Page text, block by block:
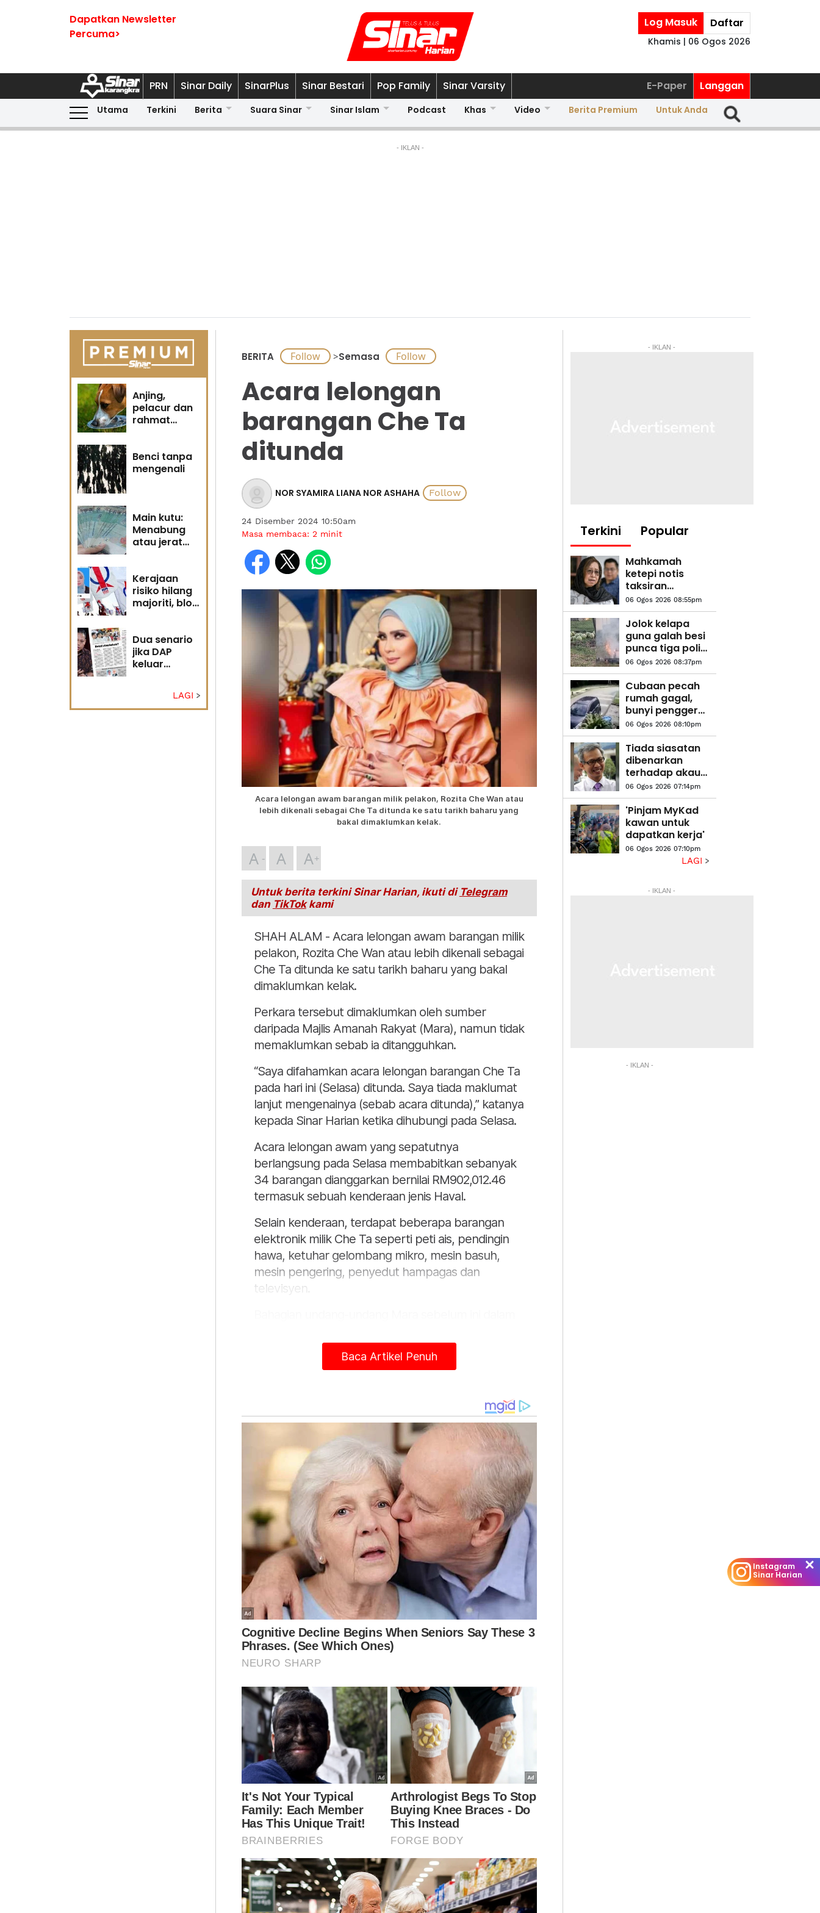
Dapatkan Newsletter
Percuma>
Log Masuk Daftar
Khamis | 06 Ogos 2026
PRN Sinar Daily SinarPlus Sinar Bestari Pop Family Sinar Varsity E-Paper Langgan
Utama Terkini Berita Suara Sinar Sinar Islam Podcast Khas Video Berita Premium Untuk Anda
- IKLAN -
Anjing,
pelacur dan
rahmat
Benci tanpa
mengenali
Main kutu:
Menabung
atau jerat
Kerajaan
risiko hilang
majoriti, blok
semula
Dua senario
jika DAP
keluar
LAGI
BERITA >Semasa
Acara lelongan
barangan Che Ta
ditunda
NOR SYAMIRA LIANA NOR ASHAHA
24 Disember 2024 10:50am
Masa membaca: 2 minit
Acara lelongan awam barangan milik pelakon, Rozita Che Wan atau
lebih dikenali sebagai Che Ta ditunda ke satu tarikh baharu yang
bakal dimaklumkan kelak.
A A A
Untuk berita terkini Sinar Harian, ikuti di Telegram
dan TikTokkami
SHAH ALAM - Acara lelongan awam barangan milik
pelakon, Rozita Che Wan atau lebih dikenali sebagai
Che Ta ditunda ke satu tarikh baharu yang bakal
dimaklumkan kelak.
Perkara tersebut dimaklumkan oleh sumber
daripada Majlis Amanah Rakyat (Mara), namun tidak
memaklumkan sebab ia ditangguhkan.
“Saya difahamkan acara lelongan barangan Che Ta
pada hari ini (Selasa) ditunda. Saya tiada maklumat
lanjut mengenainya (sebab acara ditunda),” katanya
kepada Sinar Harian ketika dihubungi pada Selasa.
Acara lelongan awam yang sepatutnya
berlangsung pada Selasa membabitkan sebanyak
34 barangan dianggarkan bernilai RM902,012.46
termasuk sebuah kenderaan jenis Haval.
Selain kenderaan, terdapat beberapa barangan
elektronik milik Che Ta seperti peti ais, pendingin
hawa, ketuhar gelombang mikro, mesin basuh,
mesin pengering, penyedut hampagas dan
televisyen.
dan anak sulungnya, Ammar Effendy yang gagal
membayar pinjaman hampir RM1 juta sejak 2017.
Langkah itu adalah prosedur susulan yang
dilakukan terhadap selebriti itu selepas dia gagal
melunaskan hutangnya dalam tempoh tujuh tahun
walaupun pelbagai usaha diambil Mara bagi
mendapatkan semula wang berkenaan hingga
membawa kes itu ke mahkamah.
‘Ada masalah jelas hutang, datang berunding dengan
Mara’ - Asyraf Wajdi
'Ini bukan tindakan kali pertama, Che Ta diminta runding
dengan Mara' - Asyraf Wajdi
Boleh tayang kemewahan tapi hutang wajib dibayar
Che Ta jual baju terpakai menerusi siaran langsung
TikTok
Barangan rumah Che Ta bernilai hampir RM100,000
disita
Gagal bayar pinjaman Mara hampir RM1 juta, kediaman
Che Ta diserbu
Muat turun aplikasi Sinar Harian.Klik di sini!
Che Ta Rozita Che Wan
Baca Artikel Penuh
- IKLAN -
Terkini Popular
Mahkamah
ketepi notis
taksiran
tambahan cukai
RM313.8 juta
terhadap
Na'imah
06 Ogos 2026 08:55pm
Jolok kelapa
guna galah besi
punca tiga polis
maut terkena
renjatan elektrik
06 Ogos 2026 08:37pm
Cubaan pecah
rumah gagal,
bunyi penggera
kejutkan
penghuni
06 Ogos 2026 08:10pm
Tiada siasatan
dibenarkan
terhadap akaun
Najib dalam
audit 1MDB -
Tony Pua
06 Ogos 2026 07:14pm
'Pinjam MyKad
kawan untuk
dapatkan kerja'
06 Ogos 2026 07:10pm
LAGI
- IKLAN -
- IKLAN -
Instagram
Sinar Harian